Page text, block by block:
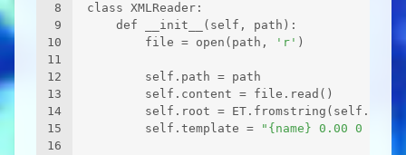
8
9
10
11
12
13
14
15
16
class XMLReader:
    def __init__(self, path):
        file = open(path,
'r' )
        self.path = path
        self.content = file.read()
self.root =
        self.template =
"{name} 0.00 0 0.0